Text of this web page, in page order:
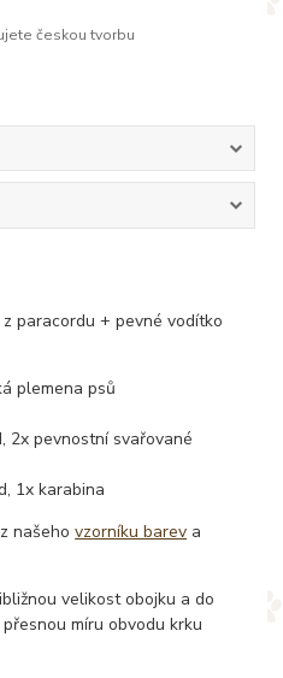
českou tvorbu
paracordu + pevné vodítko
plemena psů
2x pevnostní svařované
1x karabina
našehovzorníku barev a
velikost obojku a do
míru obvodu krku